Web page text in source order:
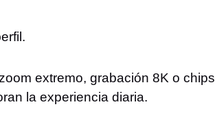
extremo, grabación 8K o chips
la experiencia diaria.